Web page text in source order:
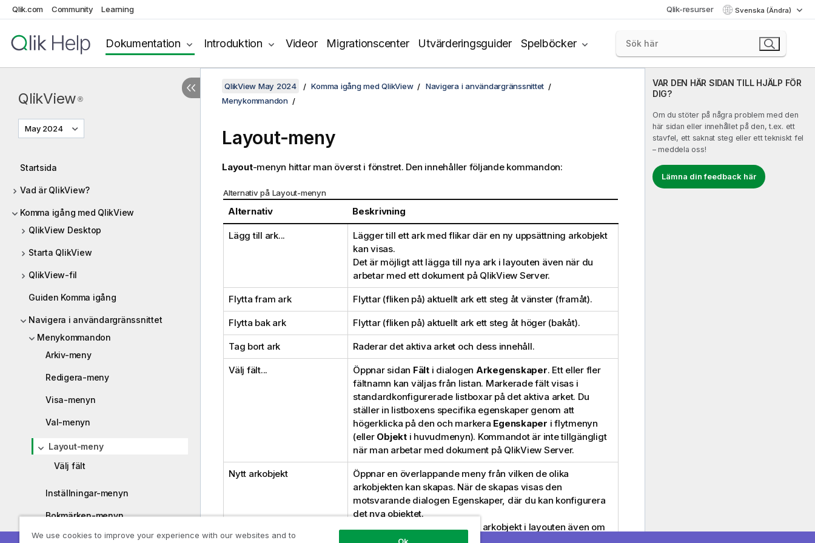
Qlik.com Community Learning Qlik-resurser Svenska (Ändra)
Dokumentation Introduktion Videor Migrationscenter Utvärderingsguider Spelböcker
QlikView ®
May 2024
Startsida
Vad är QlikView?
Komma igång med QlikView
QlikView Desktop
Starta QlikView
QlikView-fil
Guiden Komma igång
Navigera i användargränssnittet
Menykommandon
Arkiv-meny
Redigera-meny
Visa-menyn
Val-menyn
Layout-meny
Välj fält
Inställningar-menyn
Bokmärken-menyn
Rapportmeny
VAR DEN HÄR SIDAN TILL HJÄLP FÖR
DIG?
Om du stöter på några problem med den
här sidan eller innehållet på den, t.ex. ett
stavfel, ett saknat steg eller ett tekniskt fel
– meddela oss!
Lämna din feedback här
QlikView May 2024 Komma igång med QlikView
Navigera i användargränssnittet
Menykommandon
Layout-meny
Layout-menyn hittar man överst i fönstret. Den innehåller följande kommandon:
Alternativ på Layout-menyn
Alternativ Beskrivning
Lägg till ark...
Lägger till ett ark med flikar där en ny uppsättning arkobjekt
kan visas.
Det är möjligt att lägga till nya ark i layouten även när du
arbetar med ett dokument på QlikView Server.
Flytta fram ark Flyttar (fliken på) aktuellt ark ett steg åt vänster (framåt).
Flytta bak ark Flyttar (fliken på) aktuellt ark ett steg åt höger (bakåt).
Tag bort ark Raderar det aktiva arket och dess innehåll.
Välj fält... Öppnar sidan Fälti dialogen Arkegenskaper. Ett eller fler
fältnamn kan väljas från listan. Markerade fält visas i
standardkonfigurerade listboxar på det aktiva arket. Du
ställer in listboxens specifika egenskaper genom att
högerklicka på den och markera Egenskaper i flytmenyn
(eller Objekti huvudmenyn). Kommandot är inte tillgängligt
när man arbetar med dokument på QlikView Server.
Nytt arkobjekt
Öppnar en överlappande meny från vilken de olika
arkobjekten kan skapas. När de skapas visas den
motsvarande dialogen Egenskaper, där du kan konfigurera
det nya objektet.
Det är möjligt att lägga till nya arkobjekt i layouten även om
du arbetar med ett dokument på QlikView Server, under
We use cookies to improve your experience with our websites and to